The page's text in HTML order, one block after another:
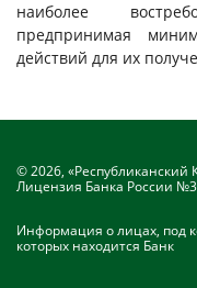
наиболее
предпринимая
действий для их
© 2026,
Лицензия Банка России
Информация о лицах, под
которых находится Банк